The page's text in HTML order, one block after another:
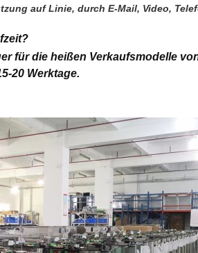
auf Linie, durch E-Mail, Video,
für die heißen Verkaufsmodelle
20 Werktage.